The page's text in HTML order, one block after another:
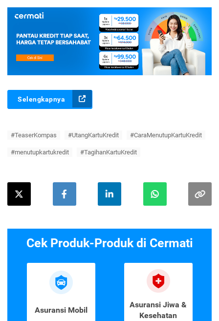
Selengkapnya
#TeaserKompas #UtangKartuKredit #CaraMenutupKartuKredit
#menutupkartukredit #TagihanKartuKredit
Cek Produk-Produk di Cermati
Asuransi Mobil
Asuransi Jiwa &
Kesehatan